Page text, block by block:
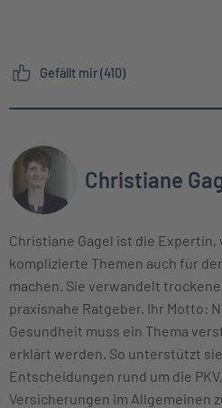
Gefällt mir (410)
Christiane
Christiane Gagel ist die Expertin,
komplizierte Themen auch für
machen. Sie verwandelt
praxisnahe Ratgeber. Ihr Motto:
Gesundheit muss ein Thema
erklärt werden. So unterstützt
Entscheidungen rund um die
Versicherungen im Allgemeinen